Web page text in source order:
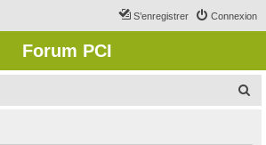
Connexion
S’enregistrer
Forum PCI